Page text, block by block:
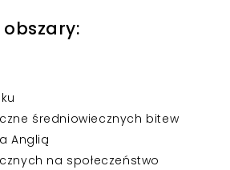
średniowiecznych bitew
Anglią
na społeczeństwo